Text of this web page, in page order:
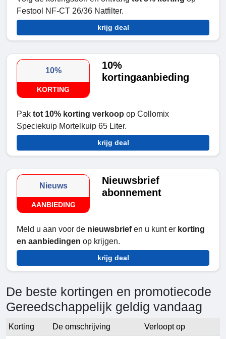
Festool NF-CT 26/36 Natfilter.
krijg deal
10%
KORTING
10%
kortingaanbieding
Pak tot 10% korting verkoop op Collomix
Speciekuip Mortelkuip 65 Liter.
krijg deal
Nieuws
AANBIEDING
Nieuwsbrief
abonnement
Meld u aan voor de nieuwsbriefen u kunt er korting
en aanbiedingen op krijgen.
krijg deal
De beste kortingen en promotiecode
Gereedschappelijk geldig vandaag
Korting De omschrijving
Verloopt op